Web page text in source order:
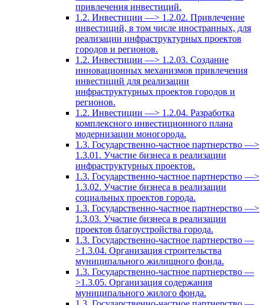
привлечения инвестиций.
1.2. Инвестиции —> 1.2.02. Привлечение
инвестиций, в том числе иностранных, для
реализации инфраструктурных проектов
городов и регионов.
1.2. Инвестиции —> 1.2.03. Создание
инновационных механизмов привлечения
инвестиций для реализации
инфраструктурных проектов городов и
регионов.
1.2. Инвестиции —> 1.2.04. Разработка
комплексного инвестиционного плана
модернизации моногорода.
1.3. Государственно-частное партнерство —>
1.3.01. Участие бизнеса в реализации
инфраструктурных проектов.
1.3. Государственно-частное партнерство —>
1.3.02. Участие бизнеса в реализации
социальных проектов города.
1.3. Государственно-частное партнерство —>
1.3.03. Участие бизнеса в реализации
проектов благоустройства города.
1.3. Государственно-частное партнерство —
>1.3.04. Организация строительства
муниципального жилищного фонда.
1.3. Государственно-частное партнерство —
>1.3.05. Организация содержания
муниципального жилого фонда.